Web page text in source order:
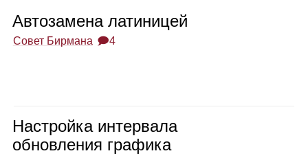
Авто­за­мена лати­ни­цей
Совет Бирмана 🗩4
Настройка интер­вала
обнов­ле­ния гра­фика